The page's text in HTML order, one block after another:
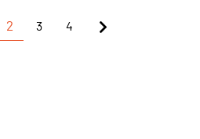
2 3 4